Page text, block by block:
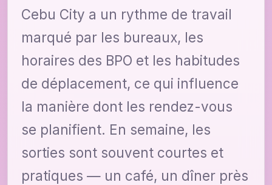
Cebu City a un rythme de travail
marqué par les bureaux, les
horaires des BPO et les habitudes
de déplacement, ce qui influence
la manière dont les rendez-vous
se planifient. En semaine, les
sorties sont souvent courtes et
pratiques — un café, un dîner près